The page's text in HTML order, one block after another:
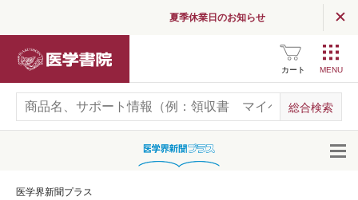
夏季休業日のお知らせ
カート
医学界新聞プラス